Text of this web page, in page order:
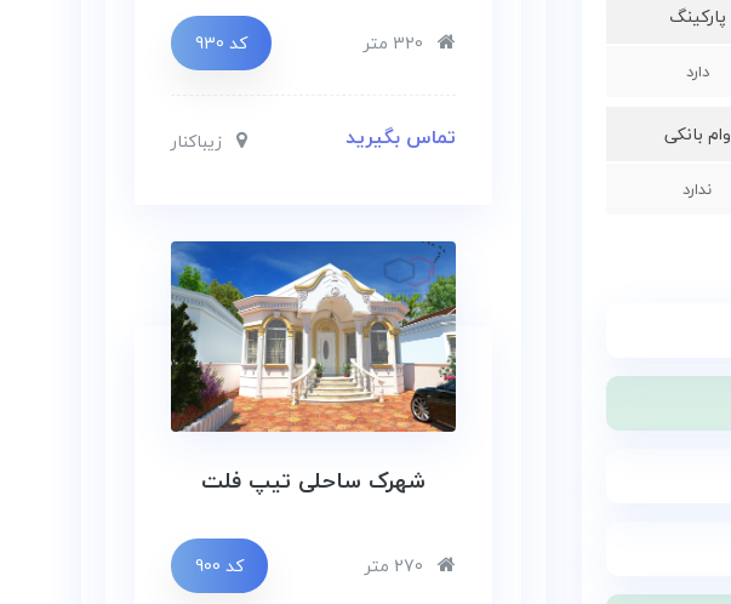
پارکینگ
دارد
وام بانکی
ندارد
320 متر کد 930
تماس بگیرید زیباکنار
شهرک ساحلی تیپ فلت
270 متر کد 900